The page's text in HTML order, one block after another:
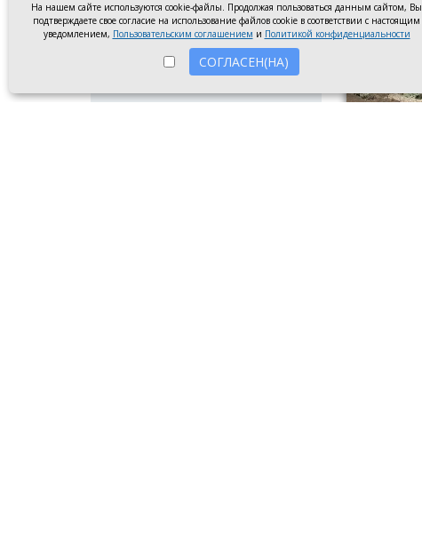
На нашем сайте используются cookie-файлы. Продолжая пользоваться данным сайтом, Вы
подтверждаете свое согласие на использование файлов cookie в соответствии с настоящим
уведомлением, Пользовательским соглашением и Политикой конфиденциальности
СОГЛАСЕН(НА)